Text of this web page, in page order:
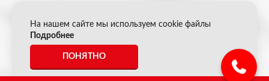
© 2026 Акрон Скрап
*Все цены указанные на сайте не являются публичной
офертой.
На нашем сайте мы используем cookie файлы
Подробнее
ПОНЯТНО